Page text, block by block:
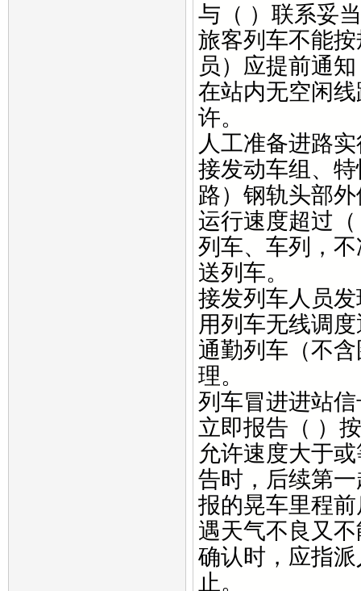
与（ ）联系妥
旅客列车不能
员）应提前通
在站内无空闲
许。
人工准备进路
接发动车组、
路）钢轨头部
运行速度超过
列车、车列，
送列车。
接发列车人员
用列车无线调
通勤列车（不
理。
列车冒进进站
立即报告（ ）
允许速度大于
告时，后续第
报的晃车里程
遇天气不良又
确认时，应指
止。